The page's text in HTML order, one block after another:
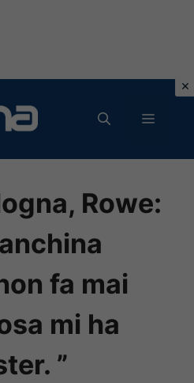
MENU
Rowe:
fa mai
mi ha
”